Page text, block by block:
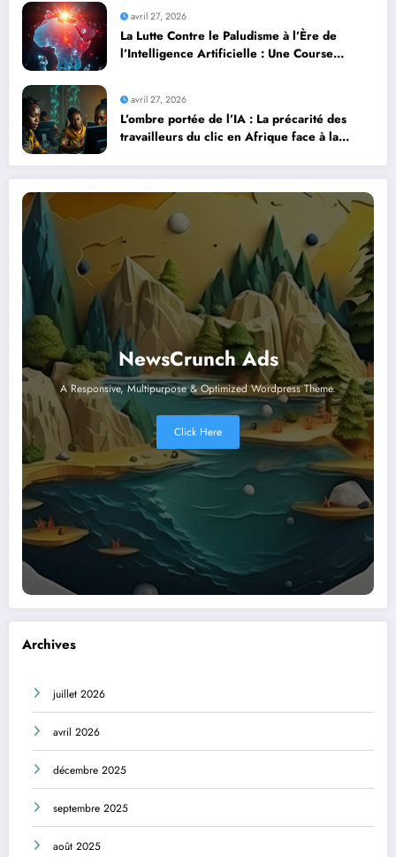
avril 27, 2026
La Lutte Contre le Paludisme à l’Ère de
l’Intelligence Artificielle : Une Course
avril 27, 2026
L’ombre portée de l’IA : La précarité des
travailleurs du clic en Afrique face à la
NewsCrunch Ads
A Responsive, Multipurpose & Optimized Wordpress Theme.
Click Here
Archives
juillet 2026
avril 2026
décembre 2025
septembre 2025
août 2025